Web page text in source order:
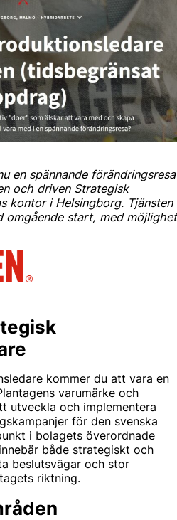
en spännande förändringsresa
och driven Strategisk
kontor i Helsingborg. Tjänsten
omgående start, med möjlighet
kommer du att vara en
varumärke och
utveckla och implementera
för den svenska
i bolagets överordnade
både strategiskt och
beslutsvägar och stor
riktning.